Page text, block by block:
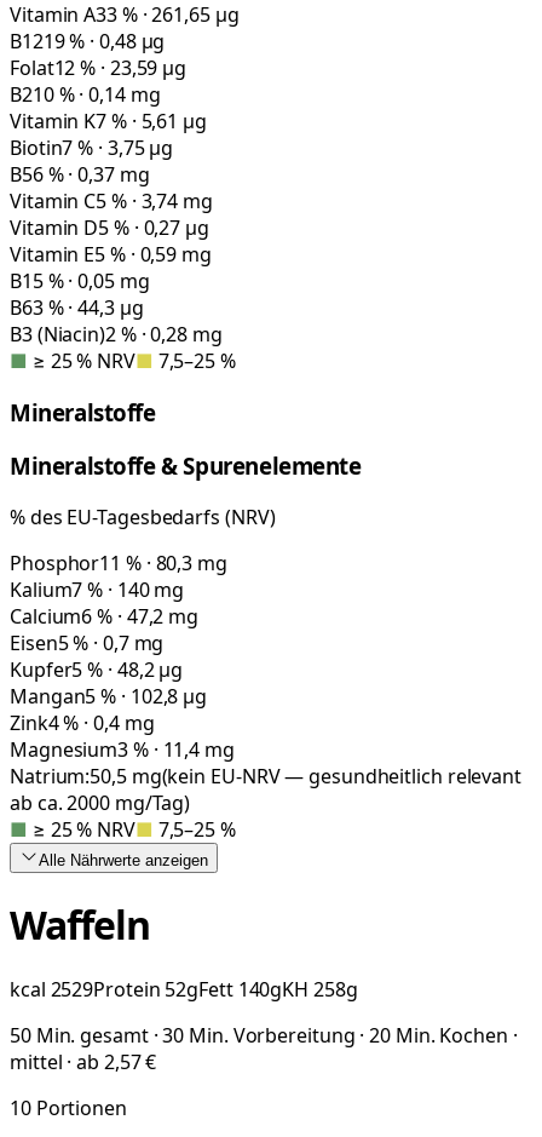
Vitamin A33 % · 261,65 µg
B1219 % · 0,48 µg
Folat12 % · 23,59 µg
B210 % · 0,14 mg
Vitamin K7 % · 5,61 µg
Biotin7 % · 3,75 µg
B56 % · 0,37 mg
Vitamin C5 % · 3,74 mg
Vitamin D5 % · 0,27 µg
Vitamin E5 % · 0,59 mg
B15 % · 0,05 mg
B63 % · 44,3 µg
B3 (Niacin)2 % · 0,28 mg
■ ≥ 25 % NRV■ 7,5–25 %
Mineralstoffe
Mineralstoffe & Spurenelemente
% des EU-Tagesbedarfs (NRV)
Phosphor11 % · 80,3 mg
Kalium7 % · 140 mg
Calcium6 % · 47,2 mg
Eisen5 % · 0,7 mg
Kupfer5 % · 48,2 µg
Mangan5 % · 102,8 µg
Zink4 % · 0,4 mg
Magnesium3 % · 11,4 mg
Natrium:50,5mg(kein EU-NRV — gesundheitlich relevant
ab ca. 2000 mg/Tag)
■ ≥ 25 % NRV■ 7,5–25 %
Alle Nährwerte anzeigen
Waffeln
kcal 2529Protein 52gFett 140gKH 258g
50 Min. gesamt · 30 Min. Vorbereitung · 20 Min. Kochen ·
mittel · ab 2,57 €
10 Portionen